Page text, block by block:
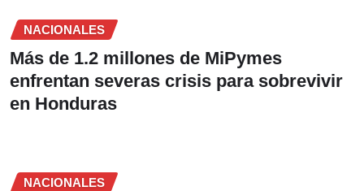
NACIONALES
Más de 1.2 millones de MiPymes
enfrentan severas crisis para sobrevivir
en Honduras
NACIONALES